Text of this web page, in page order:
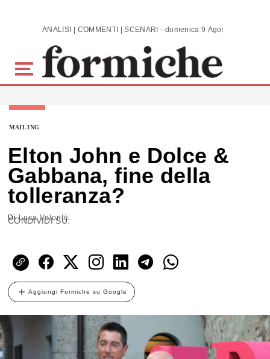
Skip to main content ANALISI | COMMENTI | SCENARI - domenica 9 Agosto 2026
MAILING
Elton John e Dolce &
Gabbana, fine della
tolleranza?
DiLuca Volontè
CONDIVIDI SU:
Aggiungi Formiche su Google